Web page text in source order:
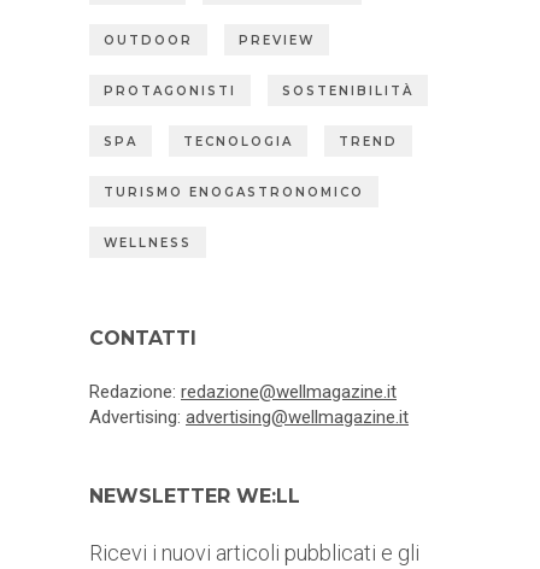
OUTDOOR PREVIEW
PROTAGONISTI SOSTENIBILITÀ
SPA TECNOLOGIA TREND
TURISMO ENOGASTRONOMICO
WELLNESS
CONTATTI
Redazione: redazione@wellmagazine.it
Advertising: advertising@wellmagazine.it
NEWSLETTER WE:LL
Ricevi i nuovi articoli pubblicati e gli